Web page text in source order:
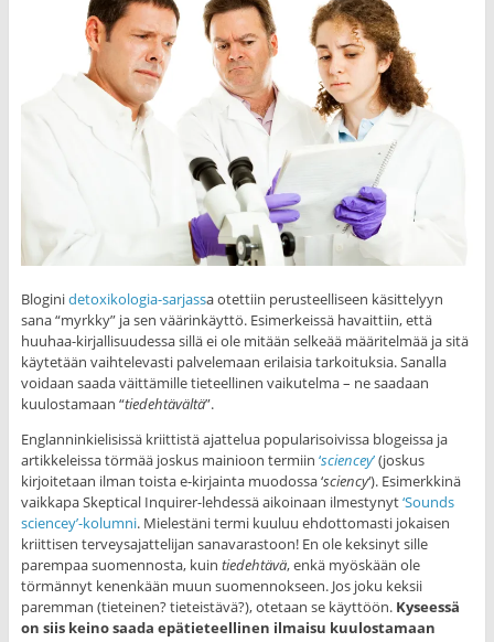
Bloginidetoxikologia-sarjassa otettiin perusteelliseen käsittelyyn
sana “myrkky” ja sen väärinkäyttö. Esimerkeissä havaittiin, että
huuhaa-kirjallisuudessa sillä ei ole mitään selkeää määritelmää ja sitä
käytetään vaihtelevasti palvelemaan erilaisia tarkoituksia. Sanalla
voidaan saada väittämille tieteellinen vaikutelma – ne saadaan
kuulostamaan “tiedehtävältä”.
Englanninkielisissä kriittistä ajattelua popularisoivissa blogeissa ja
artikkeleissa törmää joskus mainioon termiin ‘sciencey’(joskus
kirjoitetaan ilman toista e-kirjainta muodossa ‘sciency‘). Esimerkkinä
vaikkapa Skeptical Inquirer-lehdessä aikoinaan ilmestynyt‘Sounds
sciencey’-kolumni. Mielestäni termi kuuluu ehdottomasti jokaisen
kriittisen terveysajattelijan sanavarastoon! En ole keksinyt sille
parempaa suomennosta, kuin tiedehtävä, enkä myöskään ole
törmännyt kenenkään muun suomennokseen. Jos joku keksii
paremman (tieteinen? tieteistävä?), otetaan se käyttöön. Kyseessä
on siis keino saada epätieteellinen ilmaisu kuulostamaan